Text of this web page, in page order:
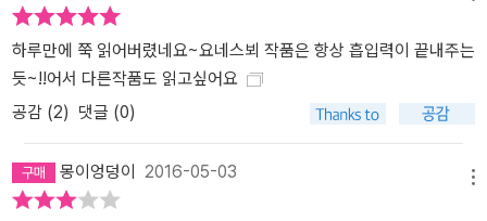
하루만에 쭉 읽어버렸네요~요네스뵈 작품은 항상 흡입력이 끝내주는
듯~!!어서 다른작품도 읽고싶어요
공감 (2) 댓글 (0)
몽이엉덩이 2016-05-03